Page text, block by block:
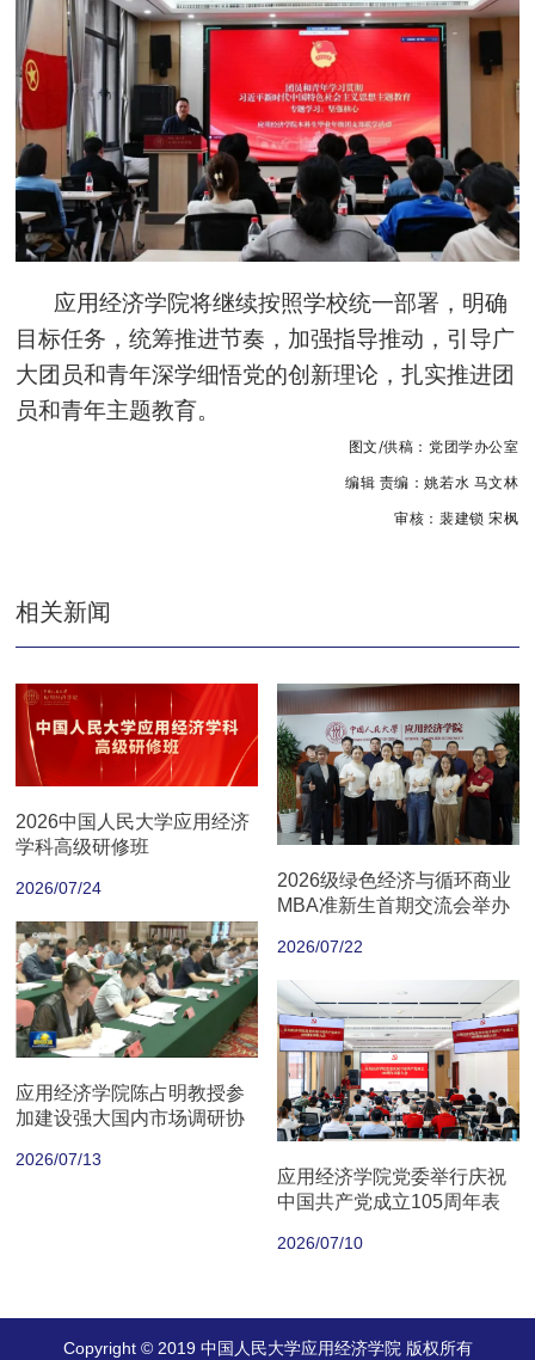
应用经济学院将继续按照学校统一部署，明确
目标任务，统筹推进节奏，加强指导推动，引导广
大团员和青年深学细悟党的创新理论，扎实推进团
员和青年主题教育。
图文/供稿：党团学办公室
编辑 责编：姚若水 马文林
审核：裴建锁 宋枫
相关新闻
2026中国人民大学应用经济
学科高级研修班
2026/07/24
2026级绿色经济与循环商业
MBA准新生首期交流会举办
2026/07/22
应用经济学院陈占明教授参
加建设强大国内市场调研协
2026/07/13
应用经济学院党委举行庆祝
中国共产党成立105周年表
2026/07/10
Copyright © 2019 中国人民大学应用经济学院 版权所有